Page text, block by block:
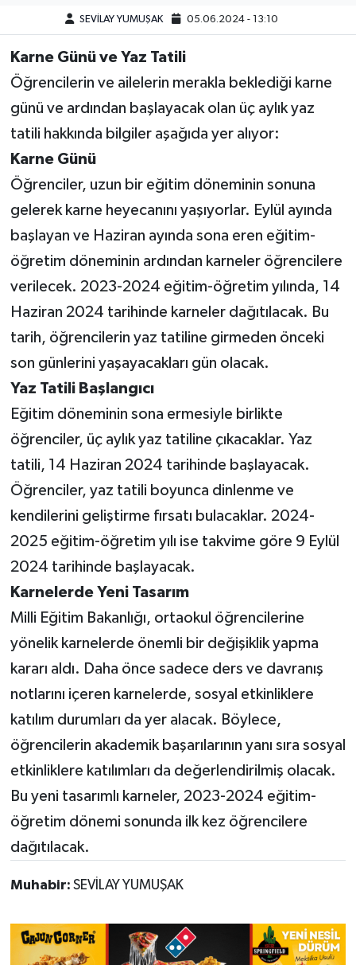
SEVİLAY YUMUŞAK 05.06.2024 - 13:10
Karne Günü ve Yaz Tatili
Öğrencilerin ve ailelerin merakla beklediği karne
günü ve ardından başlayacak olan üç aylık yaz
tatili hakkında bilgiler aşağıda yer alıyor:
Karne Günü
Öğrenciler, uzun bir eğitim döneminin sonuna
gelerek karne heyecanını yaşıyorlar. Eylül ayında
başlayan ve Haziran ayında sona eren eğitim-
öğretim döneminin ardından karneler öğrencilere
verilecek. 2023-2024 eğitim-öğretim yılında, 14
Haziran 2024 tarihinde karneler dağıtılacak. Bu
tarih, öğrencilerin yaz tatiline girmeden önceki
son günlerini yaşayacakları gün olacak.
Yaz Tatili Başlangıcı
Eğitim döneminin sona ermesiyle birlikte
öğrenciler, üç aylık yaz tatiline çıkacaklar. Yaz
tatili, 14 Haziran 2024 tarihinde başlayacak.
Öğrenciler, yaz tatili boyunca dinlenme ve
kendilerini geliştirme fırsatı bulacaklar. 2024-
2025 eğitim-öğretim yılı ise takvime göre 9 Eylül
2024 tarihinde başlayacak.
Karnelerde Yeni Tasarım
Milli Eğitim Bakanlığı, ortaokul öğrencilerine
yönelik karnelerde önemli bir değişiklik yapma
kararı aldı. Daha önce sadece ders ve davranış
notlarını içeren karnelerde, sosyal etkinliklere
katılım durumları da yer alacak. Böylece,
öğrencilerin akademik başarılarının yanı sıra sosyal
etkinliklere katılımları da değerlendirilmiş olacak.
Bu yeni tasarımlı karneler, 2023-2024 eğitim-
öğretim dönemi sonunda ilk kez öğrencilere
dağıtılacak.
Muhabir: SEVİLAY YUMUŞAK
Spor
SürManşet
Teknoloji
Yaşam